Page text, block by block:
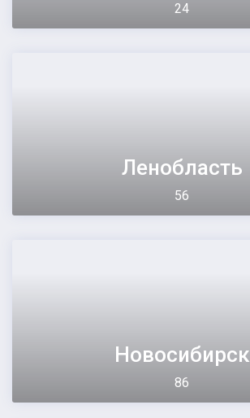
24
Ленобласть
56
Новосибирск
86